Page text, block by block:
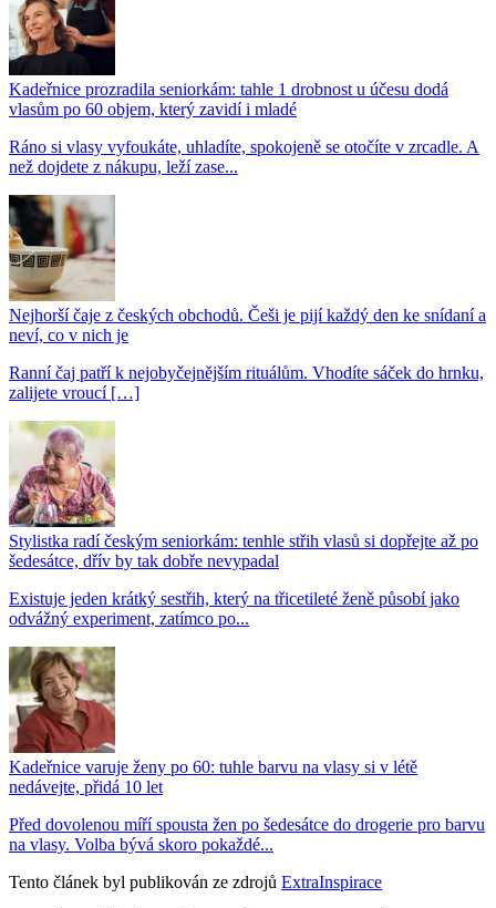
Kadeřnice prozradila seniorkám: tahle 1 drobnost u účesu dodá
vlasům po 60 objem, který zavidí i mladé
Ráno si vlasy vyfoukáte, uhladíte, spokojeně se otočíte v zrcadle. A
než dojdete z nákupu, leží zase...
Nejhorší čaje z českých obchodů. Češi je pijí každý den ke snídaní a
neví, co v nich je
Ranní čaj patří k nejobyčejnějším rituálům. Vhodíte sáček do hrnku,
zalijete vroucí […]
Stylistka radí českým seniorkám: tenhle střih vlasů si dopřejte až po
šedesátce, dřív by tak dobře nevypadal
Existuje jeden krátký sestřih, který na třicetileté ženě působí jako
odvážný experiment, zatímco po...
Kadeřnice varuje ženy po 60: tuhle barvu na vlasy si v létě
nedávejte, přidá 10 let
Před dovolenou míří spousta žen po šedesátce do drogerie pro barvu
na vlasy. Volba bývá skoro pokaždé...
Tento článek byl publikován ze zdrojů ExtraInspirace